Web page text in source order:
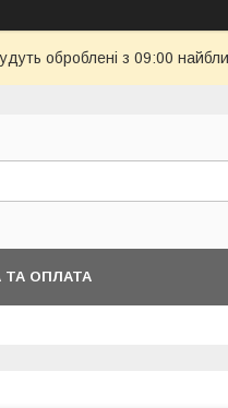
оброблені з 09:00
ТА ОПЛАТА